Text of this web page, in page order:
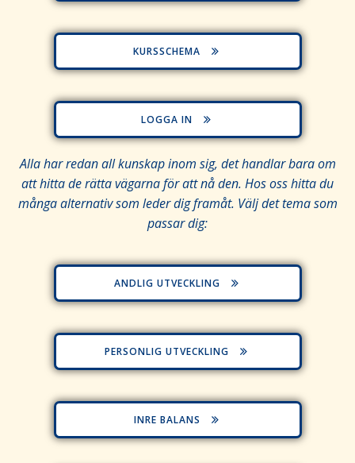
KURSSCHEMA
LOGGA IN
Alla har redan all kunskap inom sig, det handlar bara om
att hitta de rätta vägarna för att nå den. Hos oss hitta du
många alternativ som leder dig framåt. Välj det tema som
passar dig:
ANDLIG UTVECKLING
PERSONLIG UTVECKLING
INRE BALANS